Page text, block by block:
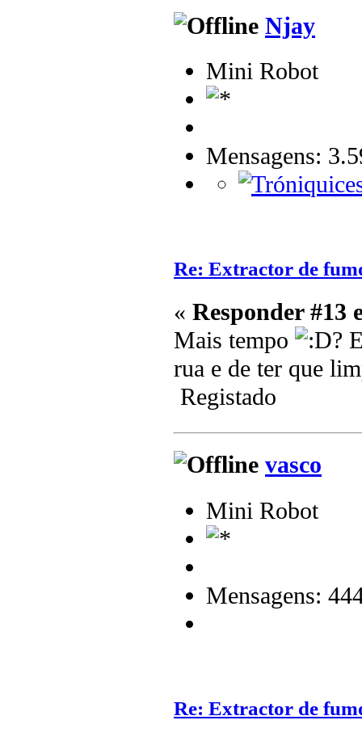
Njay
Mini Robot
Mensagens:
Re: Extractor de
« Responder #13
Mais tempo
?
rua e de ter que
Registado
vasco
Mini Robot
Mensagens:
Re: Extractor de